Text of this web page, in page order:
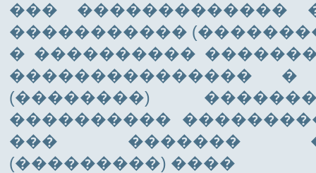
��� �������������
�����������
� ����������
��������������� �
(��������)
����������
��� �������
(���������) ����